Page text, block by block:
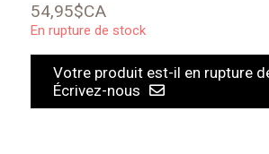
54,95$CA
En rupture de stock
Votre produit est-il en rupture
Écrivez-nous